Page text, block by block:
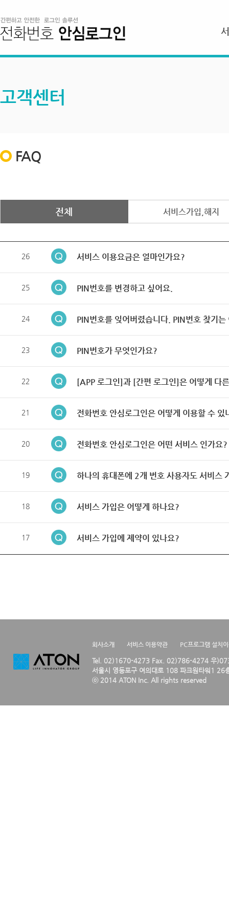
고객센터
FAQ
전체 서비스가입,해지
26 서비스 이용요금은 얼마인가요?
25 PIN번호를 변경하고 싶어요.
24 PIN번호를 잊어버렸습니다. PIN번호 찾기는
23 PIN번호가 무엇인가요?
22 [APP 로그인]과 [간편 로그인]은 어떻게 다
21 전화번호 안심로그인은 어떻게 이용할 수 있
20 전화번호 안심로그인은 어떤 서비스 인가요?
19 하나의 휴대폰에 2개 번호 사용자도 서비스
18 서비스 가입은 어떻게 하나요?
17 서비스 가입에 제약이 있나요?
회사소개 서비스 이용약관 PC프로그램 설치
Tel. 02)1670-4273 Fax. 02)786-4274 우
서울시 영등포구 여의대로 108 파크원타워1 26
ⓒ 2014 ATON Inc. All rights reserved